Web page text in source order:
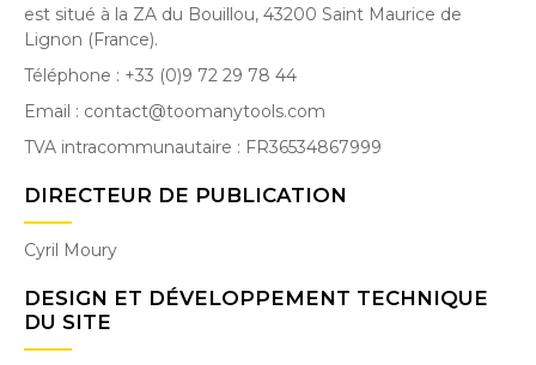
est situé à la ZA du Bouillou, 43200 Saint Maurice de
Lignon (France).
Téléphone : +33 (0)9 72 29 78 44
Email : contact@toomanytools.com
TVA intracommunautaire : FR36534867999
DIRECTEUR DE PUBLICATION
Cyril Moury
DESIGN ET DÉVELOPPEMENT TECHNIQUE
DU SITE